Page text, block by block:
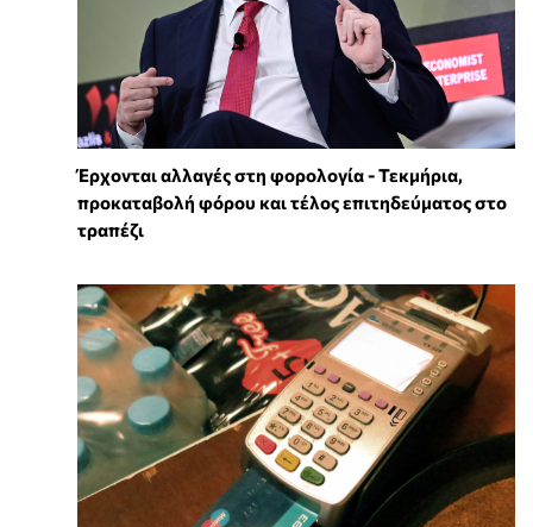
Έρχονται αλλαγές στη φορολογία - Τεκμήρια,
προκαταβολή φόρου και τέλος επιτηδεύματος στο
τραπέζι